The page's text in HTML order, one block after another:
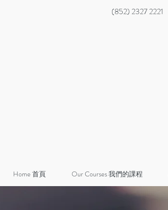
(852) 2327 2221
Home 首頁 Our Courses 我們的課程